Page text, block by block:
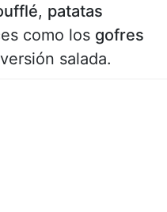
, patatas
como los gofres
salada.